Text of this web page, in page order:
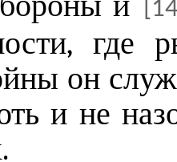
где
он
и не